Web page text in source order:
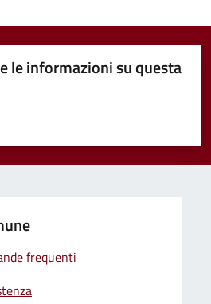
le informazioni su questa
stelle su 5
su 5
5
frequenti